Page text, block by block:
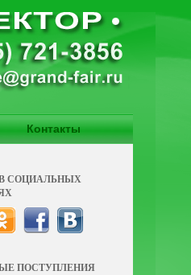
Контакты
СОЦИАЛЬНЫХ
ПОСТУПЛЕНИЯ